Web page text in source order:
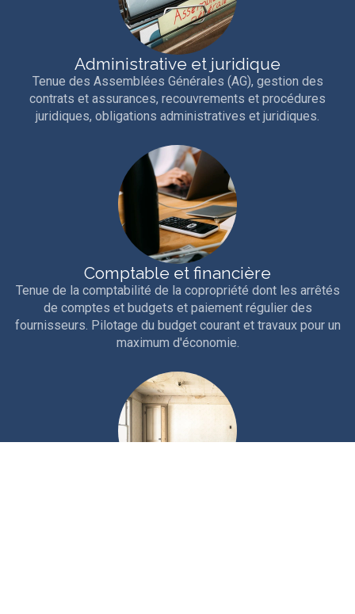
Administrative et juridique
Tenue des Assemblées Générales (AG), gestion des
contrats et assurances, recouvrements et procédures
juridiques, obligations administratives et juridiques.
Comptable et financière
Tenue de la comptabilité de la copropriété dont les arrêtés
de comptes et budgets et paiement régulier des
fournisseurs. Pilotage du budget courant et travaux pour un
maximum d'économie.